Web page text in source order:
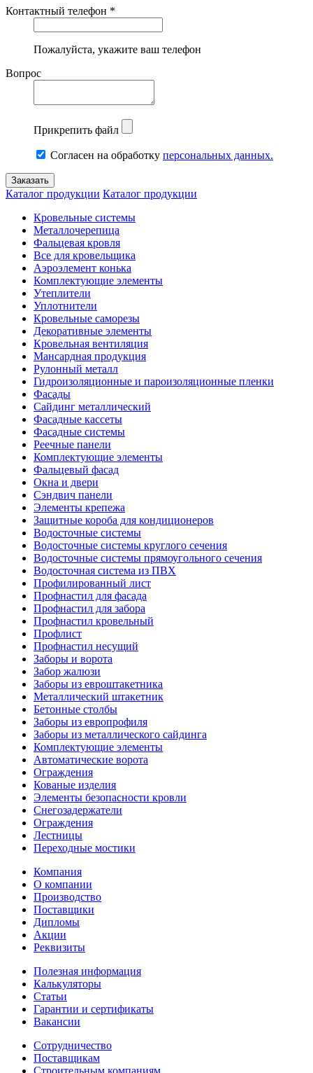
Контактный телефон *
Пожалуйста, укажите ваш телефон
Вопрос
Прикрепить файл
Согласен на обработку персональных данных.
Каталог продукции Каталог продукции
Кровельные системы
Металлочерепица
Фальцевая кровля
Все для кровельщика
Аэроэлемент конька
Комплектующие элементы
Утеплители
Уплотнители
Кровельные саморезы
Декоративные элементы
Кровельная вентиляция
Мансардная продукция
Рулонный металл
Гидроизоляционные и пароизоляционные пленки
Фасады
Сайдинг металлический
Фасадные кассеты
Фасадные системы
Реечные панели
Комплектующие элементы
Фальцевый фасад
Окна и двери
Сэндвич панели
Элементы крепежа
Защитные короба для кондиционеров
Водосточные системы
Водосточные системы круглого сечения
Водосточные системы прямоугольного сечения
Водосточная система из ПВХ
Профилированный лист
Профнастил для фасада
Профнастил для забора
Профнастил кровельный
Профлист
Профнастил несущий
Заборы и ворота
Забор жалюзи
Заборы из евроштакетника
Металлический штакетник
Бетонные столбы
Заборы из европрофиля
Заборы из металлического сайдинга
Комплектующие элементы
Автоматические ворота
Ограждения
Кованые изделия
Элементы безопасности кровли
Снегозадержатели
Ограждения
Лестницы
Переходные мостики
Компания
О компании
Производство
Поставщики
Дипломы
Акции
Реквизиты
Полезная информация
Калькуляторы
Статьи
Гарантии и сертификаты
Вакансии
Сотрудничество
Поставщикам
Строительным компаниям